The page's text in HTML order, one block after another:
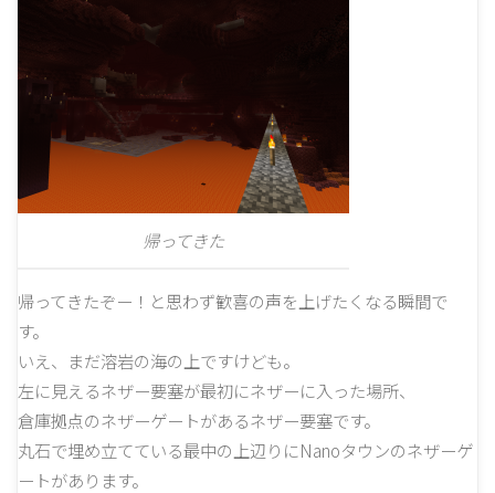
帰ってきた
帰ってきたぞー！と思わず歓喜の声を上げたくなる瞬間で
す。
いえ、まだ溶岩の海の上ですけども。
左に見えるネザー要塞が最初にネザーに入った場所、
倉庫拠点のネザーゲートがあるネザー要塞です。
丸石で埋め立てている最中の上辺りにNanoタウンのネザーゲ
ートがあります。